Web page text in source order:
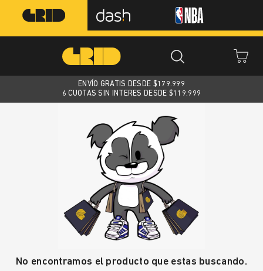
ENVÍO GRATIS DESDE $179.999
6 CUOTAS SIN INTERES DESDE $119.999
No encontramos el producto que estas buscando.